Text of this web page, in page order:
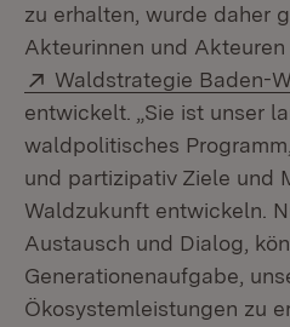
zu erhalten, wurde daher
Akteurinnen und
Extern:
Waldstrategie Baden-
entwickelt. „Sie ist unser
waldpolitisches
und partizipativ Ziele und
Waldzukunft entwickeln.
Austausch und Dialog,
Generationenaufgabe,
Ökosystemleistungen zu